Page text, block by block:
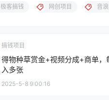
极客搞钱 网创项目 音
搞钱项目
得物种草赏金+视频分成+商单，
入多张
2025-5-8 9:00:16